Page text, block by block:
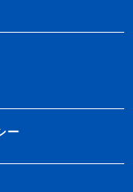
ー